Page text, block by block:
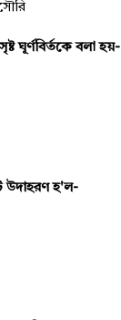
ঘূর্ণবির্তকে বলা হয়-
উদাহরণ হ'ল-